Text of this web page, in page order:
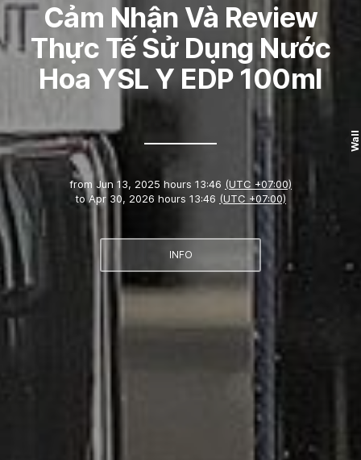
Cảm Nhận Và Review
Thực Tế Sử Dụng Nước
Hoa YSL Y EDP 100ml
from Jun 13, 2025 hours 13:46 (UTC +07:00)
toApr 30, 2026 hours 13:46 (UTC +07:00)
INFO
Wall